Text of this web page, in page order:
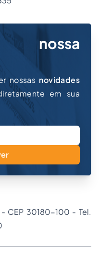
nossa
nossas novidades
em sua
- CEP 30180-100 - Tel.